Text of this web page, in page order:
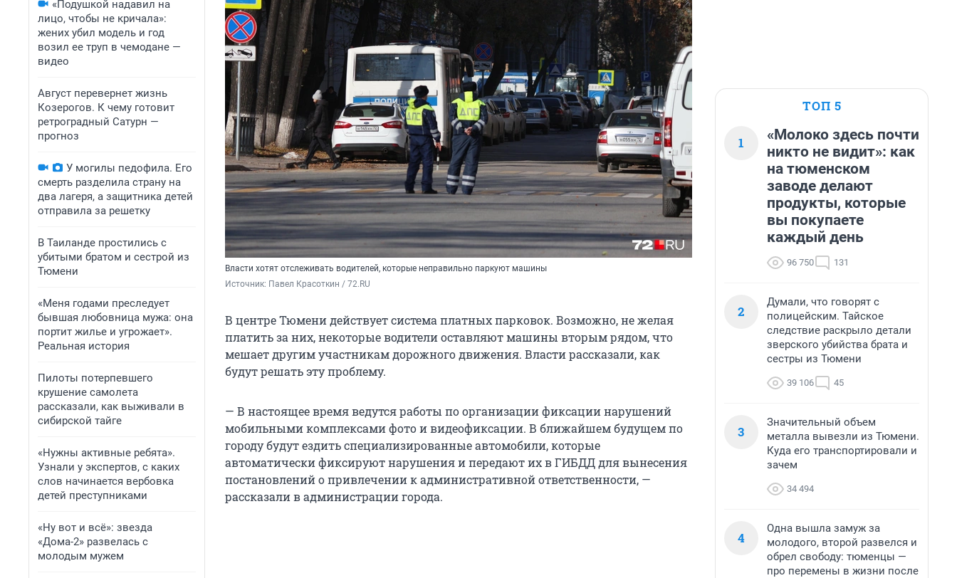
«Подушкой надавил на
лицо, чтобы не кричала»:
жених убил модель и год
возил ее труп в чемодане —
видео
Август перевернет жизнь
Козерогов. К чему готовит
ретроградный Сатурн —
прогноз
У могилы педофила. Его
смерть разделила страну на
два лагеря, а защитника детей
отправила за решетку
В Таиланде простились с
убитыми братом и сестрой из
Тюмени
«Меня годами преследует
бывшая любовница мужа: она
портит жилье и угрожает».
Реальная история
Пилоты потерпевшего
крушение самолета
рассказали, как выживали в
сибирской тайге
«Нужны активные ребята».
Узнали у экспертов, с каких
слов начинается вербовка
детей преступниками
«Ну вот и всё»: звезда
«Дома-2» развелась с
молодым мужем
Власти хотят отслеживать водителей, которые неправильно паркуют машины
Источник: Павел Красоткин / 72.RU
В центре Тюмени действует система платных парковок. Возможно, не желая
платить за них, некоторые водители оставляют машины вторым рядом, что
мешает другим участникам дорожного движения. Власти рассказали, как
будут решать эту проблему.
— В настоящее время ведутся работы по организации фиксации нарушений
мобильными комплексами фото и видеофиксации. В ближайшем будущем по
городу будут ездить специализированные автомобили, которые
автоматически фиксируют нарушения и передают их в ГИБДД для вынесения
постановлений о привлечении к административной ответственности, —
рассказали в администрации города.
ТОП 5
1
«Молоко здесь почти
никто не видит»: как
на тюменском
заводе делают
продукты, которые
вы покупаете
каждый день
96 750 131
2
Думали, что говорят с
полицейским. Тайское
следствие раскрыло детали
зверского убийства брата и
сестры из Тюмени
39 106 45
3
Значительный объем
металла вывезли из Тюмени.
Куда его транспортировали и
зачем
34 494
4
Одна вышла замуж за
молодого, второй развелся и
обрел свободу: тюменцы —
про перемены в жизни после